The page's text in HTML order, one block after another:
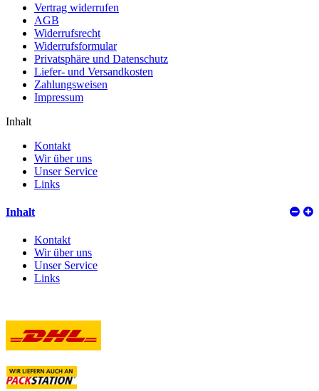
Vertrag widerrufen
AGB
Widerrufsrecht
Widerrufsformular
Privatsphäre und Datenschutz
Liefer- und Versandkosten
Zahlungsweisen
Impressum
Inhalt
Kontakt
Wir über uns
Unser Service
Links
Inhalt
Kontakt
Wir über uns
Unser Service
Links